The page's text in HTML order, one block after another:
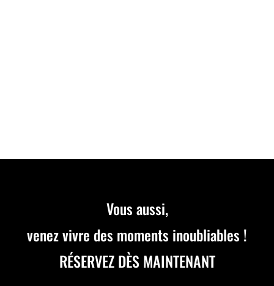
Vous aussi,
venez vivre des moments inoubliables !
RÉSERVEZ DÈS MAINTENANT